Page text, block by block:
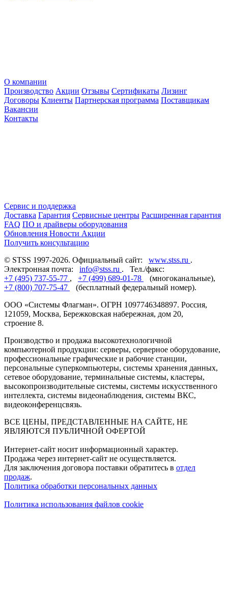
О компании
Производство Акции Отзывы Сертификаты Лизинг
Договоры Клиенты Партнерская программа Поставщикам
Вакансии
Контакты
Сервис и поддержка
Доставка Гарантия Сервисные центры Расширенная гарантия
FAQ ПО и драйверы оборудования
Обновления Новости Акции
Получить консультацию
© STSS 1997-2026. Официальный сайт: www.stss.ru .
Электронная почта: info@stss.ru . Тел./факс:
+7 (495) 737-55-77 , +7 (499) 689-01-78
(многоканальные),
+7 (800) 707-75-47
(бесплатный федеральный номер).
ООО «Системы Флагман». ОГРН 1097746348897. Россия,
121059, Москва, Бережковская набережная, дом 20,
строение 8.
Производство и продажа высокотехнологичной
компьютерной продукции: серверы, серверное оборудование,
профессиональные графические и рабочие станции,
персональные суперкомпьютеры, системы хранения данных,
сетевое оборудование, терминальные системы, кластеры,
высокопроизводительные системы, системы искусственного
интеллекта, системы видеонаблюдения, системы ВКС,
видеоконференцсвязь.
ВСЕ ЦЕНЫ, ПРЕДСТАВЛЕННЫЕ НА САЙТЕ, НЕ
ЯВЛЯЮТСЯ ПУБЛИЧНОЙ ОФЕРТОЙ
Интернет-сайт носит информационный характер.
Продажа через интернет-сайт не осуществляется.
Для заключения договора поставки обратитесь в отдел
продаж.
Политика обработки персональных данных
Политика использования файлов cookie